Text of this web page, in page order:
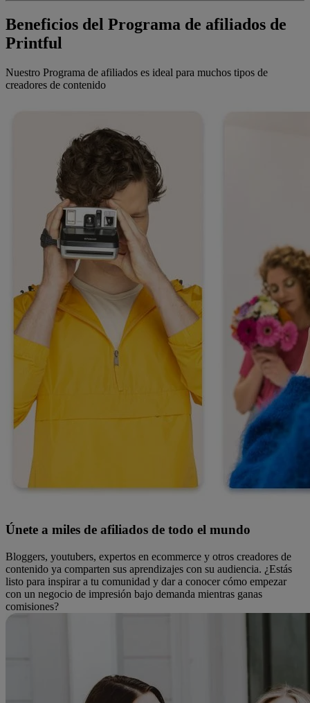
Beneficios del Programa de afiliados de
Printful
Nuestro Programa de afiliados es ideal para muchos tipos de
creadores de contenido
Únete a miles de afiliados de todo el mundo
Bloggers, youtubers, expertos en ecommerce y otros creadores de
contenido ya comparten sus aprendizajes con su audiencia. ¿Estás
listo para inspirar a tu comunidad y dar a conocer cómo empezar
con un negocio de impresión bajo demanda mientras ganas
comisiones?